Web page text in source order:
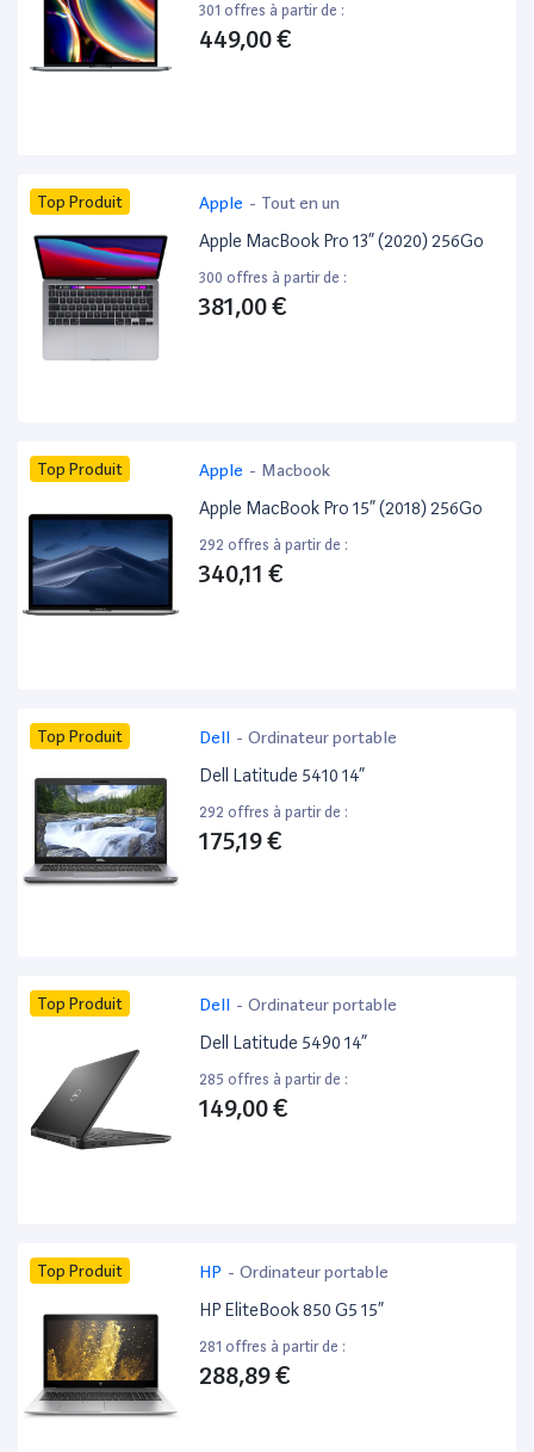
301 offres à partir de :
449,00 €
Top Produit Apple - Tout en un
Apple MacBook Pro 13” (2020) 256Go
300 offres à partir de :
381,00 €
Top Produit Apple - Macbook
Apple MacBook Pro 15” (2018) 256Go
292 offres à partir de :
340,11 €
Top Produit Dell - Ordinateur portable
Dell Latitude 5410 14”
292 offres à partir de :
175,19 €
Top Produit Dell - Ordinateur portable
Dell Latitude 5490 14”
285 offres à partir de :
149,00 €
Top Produit HP - Ordinateur portable
HP EliteBook 850 G5 15”
281 offres à partir de :
288,89 €